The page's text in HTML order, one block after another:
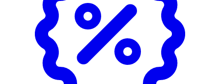
0 g **
- varav mättat fett 0 g **
Kolhydrater **